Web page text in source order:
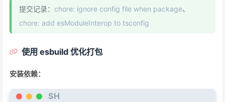
提交记录： chore: ignore config file when package、
chore: add esModuleInterop to tsconfig
使用 esbuild 优化打包
安装依赖：
SH